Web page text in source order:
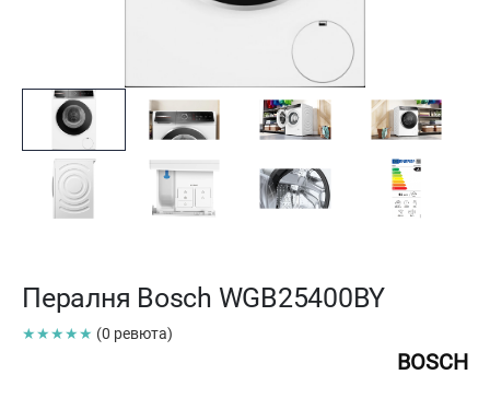
Пералня Bosch WGB25400BY
★★★★★ (0 ревюта)
BOSCH